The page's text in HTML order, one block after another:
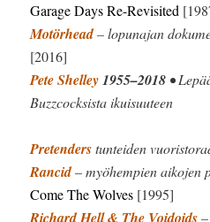
Garage Days Re-Revisited
Motörhead– lopunajan
[2016]
Pete Shelley1955–2018 •
Buzzcocksista ikuisuuteen
Pretenderstunteiden
Rancid– myöhempien aikojen
Come The Wolves [1995]
Richard Hell & The Voidoids